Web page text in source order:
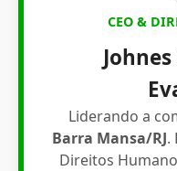
CEO &
Liderando a
Barra Mansa/RJ.
Direitos